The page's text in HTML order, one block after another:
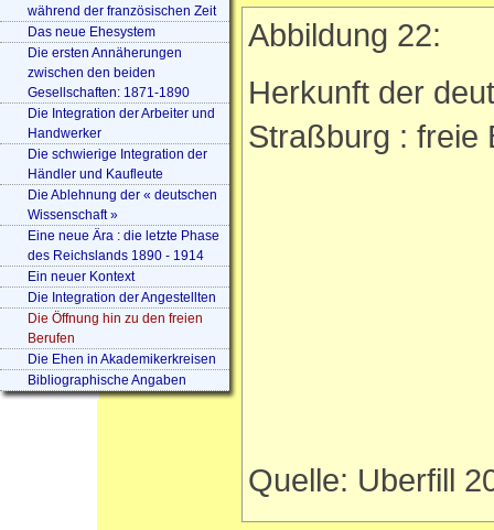
während der französischen Zeit
Das neue Ehesystem
Die ersten Annäherungen
zwischen den beiden
Gesellschaften: 1871-1890
Die Integration der Arbeiter und
Handwerker
Die schwierige Integration der
Händler und Kaufleute
Die Ablehnung der « deutschen
Wissenschaft »
Eine neue Ära : die letzte Phase
des Reichslands 1890 - 1914
Ein neuer Kontext
Die Integration der Angestellten
Die Öffnung hin zu den freien
Berufen
Die Ehen in Akademikerkreisen
Bibliographische Angaben
Abbildung 22:
Herkunft der
Straßburg : freie
Quelle: Uberfill